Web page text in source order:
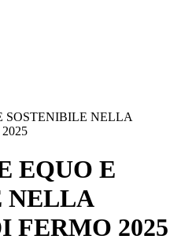
SOSTENIBILE NELLA
EQUO E
NELLA
FERMO 2025